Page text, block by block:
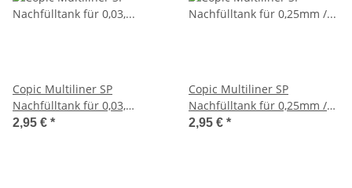
Copic Multiliner SP
Nachfülltank für 0,03,
0.05mm und 0,1mm,
2,95 € *
Copic Multiliner SP
Nachfülltank für 0,25mm /
0,2mm / 0,35mm / 0,3mm /
2,95 € *